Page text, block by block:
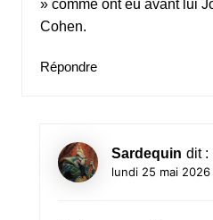
» comme ont eu avant lui
Cohen.
Répondre
Sardequin dit :
lundi 25 mai 2026